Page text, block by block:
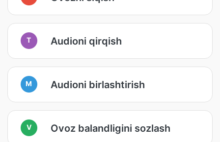
T Audioni qirqish
M Audioni birlashtirish
V Ovoz balandligini sozlash